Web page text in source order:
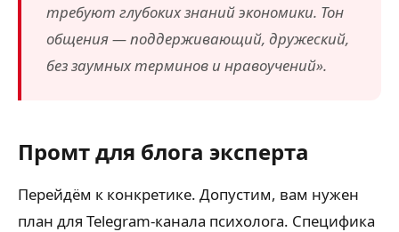
требуют глубоких знаний экономики. Тон
общения — поддерживающий, дружеский,
без заумных терминов и нравоучений».
Промт для блога эксперта
Перейдём к конкретике. Допустим, вам нужен
план для Telegram-канала психолога. Специфика